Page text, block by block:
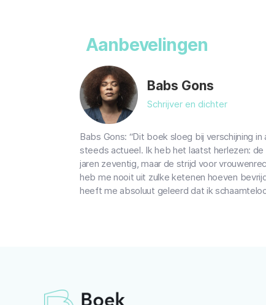
Aanbevelingen
Babs Gons
Schrijver en dichter
Babs Gons: “Dit boek sloeg bij verschijning
steeds actueel. Ik heb het laatst herlezen:
jaren zeventig, maar de strijd voor
heb me nooit uit zulke ketenen hoeven
heeft me absoluut geleerd dat ik